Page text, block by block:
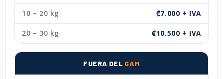
10 – 20 kg ₡7.000 + IVA
20 – 30 kg ₡10.500 + IVA
FUERA DEL GAM